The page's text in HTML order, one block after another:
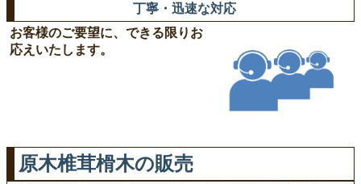
丁寧・迅速な対応
お客様のご要望に、できる限りお
応えいたします。
原木椎茸榾木の販売